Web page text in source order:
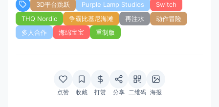
3D平台跳跃 Purple Lamp Studios
Switch
THQ Nordic
争霸比基尼海滩 再注水
动作冒险
多人合作
海绵宝宝 重制版
点赞 收藏 打赏 分享 二维码 海报